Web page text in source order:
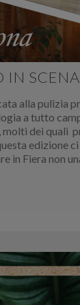
IN
alla pulizia
a tutto
dei quali
edizione
in Fiera non